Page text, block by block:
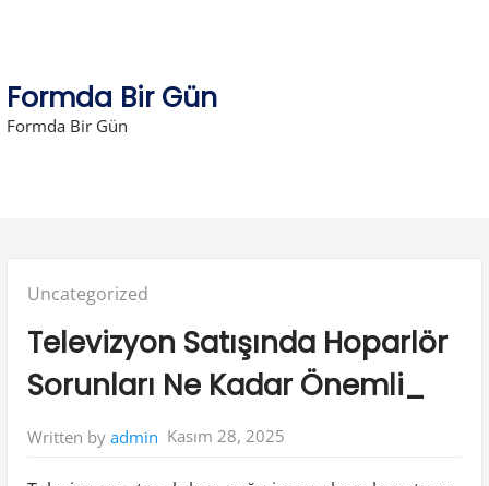
Formda Bir Gün
Formda Bir Gün
Posted
Uncategorized
Televizyon Satışında Hoparlör
Sorunları Ne Kadar Önemli_
Written by admin Kasım 28, 2025